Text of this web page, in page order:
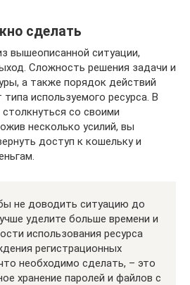
сделать
вышеописанной ситуации,
Сложность решения задачи и
а также порядок действий
используемого ресурса. В
со своими
несколько усилий, вы
доступ к кошельку и
не доводить ситуацию до
уделите больше времени и
использования ресурса
регистрационных
необходимо сделать, – это
хранение паролей и файлов с